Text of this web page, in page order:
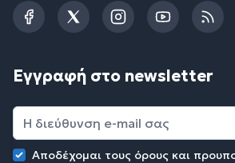
FacebookTwitterInstagramYouTubeRSS
Εγγραφή στο newsletter
Αποδέχομαι τους όρους και